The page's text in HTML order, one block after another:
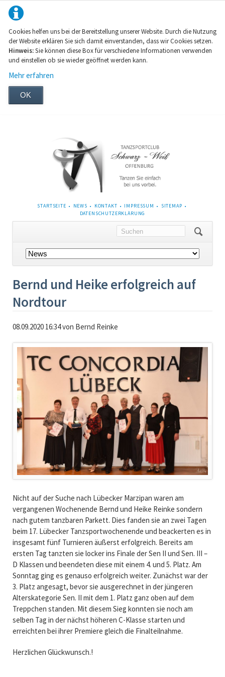
Cookies helfen uns bei der Bereitstellung unserer Website. Durch die Nutzung
der Website erklären Sie sich damit einverstanden, dass wir Cookies setzen.
Hinweis:Sie können diese Box für verschiedene Informationen verwenden
und einstellen ob sie wieder geöffnet werden kann.
Mehr erfahren
OK
NAVIGATION
STARTSEITE NEWS KONTAKT IMPRESSUM
SITEMAP
DATENSCHUTZERKLÄRUNG
Navigation
überspringen
Bernd und Heike erfolgreich auf
Nordtour
08.09.2020 16:34von Bernd Reinke
Nicht auf der Suche nach Lübecker Marzipan waren am
vergangenen Wochenende Bernd und Heike Reinke sondern
nach gutem tanzbaren Parkett. Dies fanden sie an zwei Tagen
beim 17. Lübecker Tanzsportwochenende und beackerten es in
insgesamt fünf Turnieren äußerst erfolgreich. Bereits am
ersten Tag tanzten sie locker ins Finale der Sen II und Sen. III –
D Klassen und beendeten diese mit einem 4. und 5. Platz. Am
Sonntag ging es genauso erfolgreich weiter. Zunächst war der
3. Platz angesagt, bevor sie ausgerechnet in der jüngeren
Alterskategorie Sen. II mit dem 1. Platz ganz oben auf dem
Treppchen standen. Mit diesem Sieg konnten sie noch am
selben Tag in der nächst höheren C-Klasse starten und
erreichten bei ihrer Premiere gleich die Finalteilnahme.
Herzlichen Glückwunsch.!